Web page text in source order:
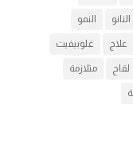
النانو النمو
علاج غلوبيفيت
لقاح متلازمة